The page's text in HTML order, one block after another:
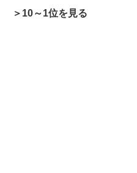
＞10～1位を見る